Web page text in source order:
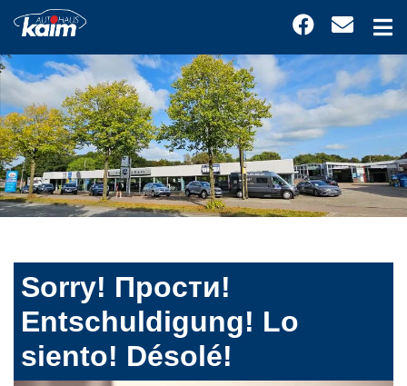
Sorry! Прости!
Entschuldigung! Lo
siento! Désolé!